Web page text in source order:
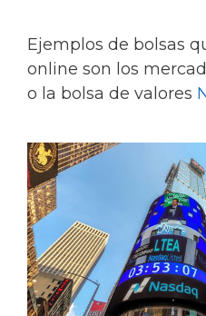
Ejemplos de bolsas
online son los
o la bolsa de valores